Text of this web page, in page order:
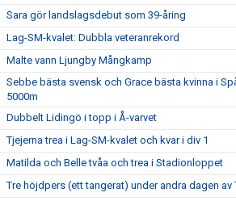
Sara gör landslagsdebut som 39-åring
Lag-SM-kvalet: Dubbla veteranrekord
Malte vann Ljungby Mångkamp
Sebbe bästa svensk och Grace bästa kvinna i
5000m
Dubbelt Lidingö i topp i Å-varvet
Tjejerna trea i Lag-SM-kvalet och kvar i div 1
Matilda och Belle tvåa och trea i Stadionloppet
Tre höjdpers (ett tangerat) under andra dagen av